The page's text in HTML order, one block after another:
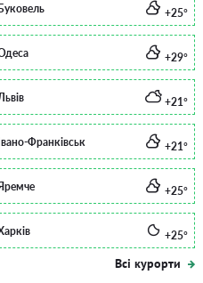
+25°
+29°
+21°
Франківськ +21°
+25°
+25°
Всі курорти